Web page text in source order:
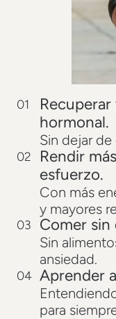
01
hormonal.
Sin dejar de
02
Rendir
esfuerzo.
Con más
y mayores
03 Comer sin
Sin
ansiedad.
04 Aprender
para